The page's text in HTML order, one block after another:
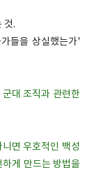
것.
들을 상실했는가'
대 조직과 관련한
면 우호적인 백성
게 만드는 방법을